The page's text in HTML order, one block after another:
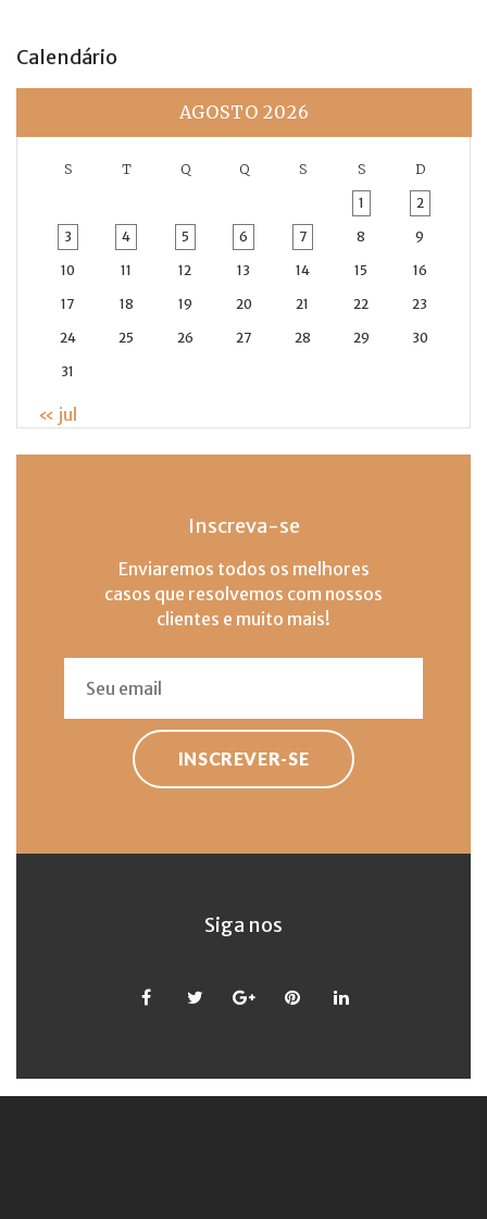
Calendário
AGOSTO 2026
S T Q Q S S D
1 2
3 4 5 6 7 8 9
10 11 12 13 14 15 16
17 18 19 20 21 22 23
24 25 26 27 28 29 30
31
« jul
Inscreva-se
Enviaremos todos os melhores
casos que resolvemos com nossos
clientes e muito mais!
INSCREVER-SE
Siga nos